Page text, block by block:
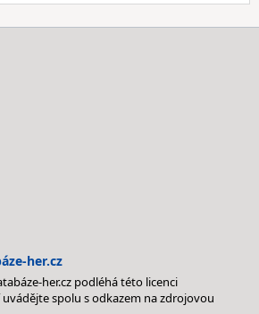
her.cz
her.cz podléhá této licenci
spolu s odkazem na zdrojovou